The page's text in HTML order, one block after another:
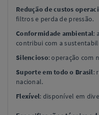
Redução de custos
filtros e perda de pressão.
Conformidade ambiental:
contribui com a
Silencioso: operação com
Suporte em todo o Brasil:
nacional.
Flexível: disponível em